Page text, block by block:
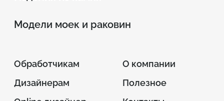
Модели моек и раковин
Обработчикам
Дизайнерам
О компании
Полезное